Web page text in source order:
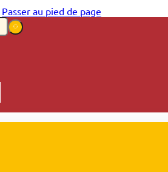
Passer au pied de page